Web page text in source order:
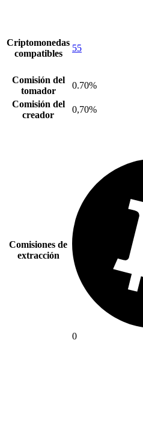
Criptomonedas
compatibles
55
Comisión del
tomador
0.70%
Comisión del
creador
0,70%
Comisiones de
extracción
0